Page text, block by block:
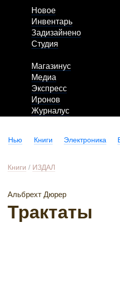
Новое
Инвентарь
Задизайнено
Студия
Магазинус
Медиа
Экспресс
Иронов
Журналус
Нью Книги Электроника
Книги / ИЗДАЛ
Альбрехт Дюрер
Трактаты